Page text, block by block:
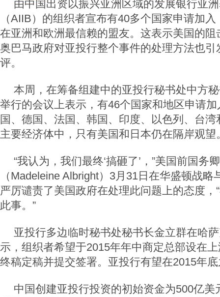
由中国出资以振兴亚洲区域的发展银行亚
（AIIB）的组织者宣布有40多个国家申请加
在亚洲和欧洲最信赖的盟友。这表示美国的
奥巴马政府对亚投行整个事件的处理方法也
评。
本周，在筹备组建中的亚投行秘书处中方
举行的会议上表示，有46个国家和地区申请
国、德国、法国、韩国、印度、以色列、台
主要经济体中，只有美国和日本仍在隔岸观望
“我认为，我们最终‘搞砸了’，”美国前国务
（Madeleine Albright）3月31日在华盛顿战
严厉谴责了美国政府在处理此问题上的态度，
此事。”
亚投行多边临时秘书处秘书长金立群在哈
示，组织者希望于2015年年中商定总部设在
终稿定稿并提交签署。亚投行有望在2015年
中国创建亚投行投资的初始资金为500亿美